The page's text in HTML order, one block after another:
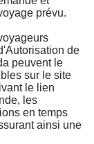
prévu.
de
peuvent le
sur le site
le lien
les
en temps
ainsi une